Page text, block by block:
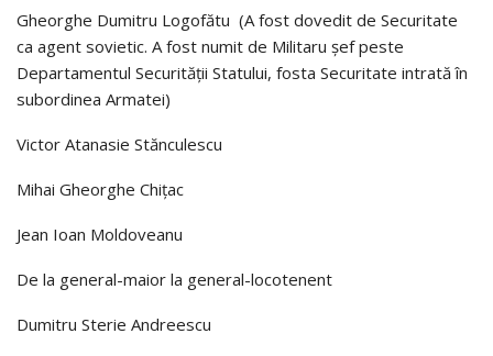
Gheorghe Dumitru Logofătu (A fost dovedit de Securitate
ca agent sovietic. A fost numit de Militaru şef peste
Departamentul Securităţii Statului, fosta Securitate intrată în
subordinea Armatei)
Victor Atanasie Stănculescu
Mihai Gheorghe Chiţac
Jean Ioan Moldoveanu
De la general-maior la general-locotenent
Dumitru Sterie Andreescu